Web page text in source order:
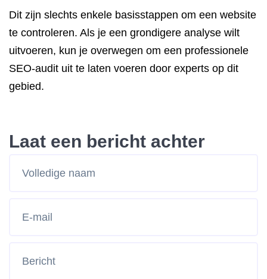
Dit zijn slechts enkele basisstappen om een website
te controleren. Als je een grondigere analyse wilt
uitvoeren, kun je overwegen om een professionele
SEO-audit uit te laten voeren door experts op dit
gebied.
Laat een bericht achter